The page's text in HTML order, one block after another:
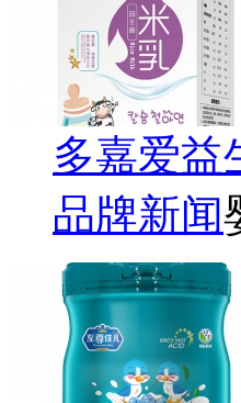
多嘉爱益
品牌新闻